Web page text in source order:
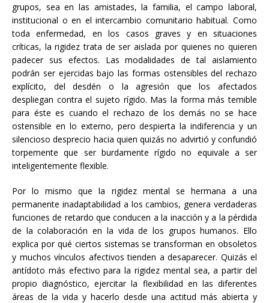
grupos, sea en las amistades, la familia, el campo laboral,
institucional o en el intercambio comunitario habitual. Como
toda enfermedad, en los casos graves y en situaciones
críticas, la rigidez trata de ser aislada por quienes no quieren
padecer sus efectos. Las modalidades de tal aislamiento
podrán ser ejercidas bajo las formas ostensibles del rechazo
explícito, del desdén o la agresión que los afectados
despliegan contra el sujeto rígido. Mas la forma más temible
para éste es cuando el rechazo de los demás no se hace
ostensible en lo externo, pero despierta la indiferencia y un
silencioso desprecio hacia quien quizás no advirtió y confundió
torpemente que ser burdamente rígido no equivale a ser
inteligentemente flexible.
Por lo mismo que la rigidez mental se hermana a una
permanente inadaptabilidad a los cambios, genera verdaderas
funciones de retardo que conducen a la inacción y a la pérdida
de la colaboración en la vida de los grupos humanos. Ello
explica por qué ciertos sistemas se transforman en obsoletos
y muchos vínculos afectivos tienden a desaparecer. Quizás el
antídoto más efectivo para la rigidez mental sea, a partir del
propio diagnóstico, ejercitar la flexibilidad en las diferentes
áreas de la vida y hacerlo desde una actitud más abierta y